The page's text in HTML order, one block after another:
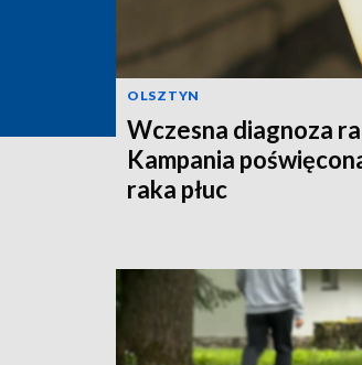
OLSZTYN
Wczesna diagnoza
Kampania
raka płuc